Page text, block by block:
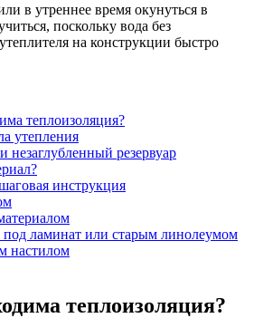
в утреннее время окунуться в
поскольку вода без
на конструкции быстро
теплоизоляция?
утепления
незаглубленный резервуар
инструкция
ламинат или старым линолеумом
настилом
теплоизоляция?